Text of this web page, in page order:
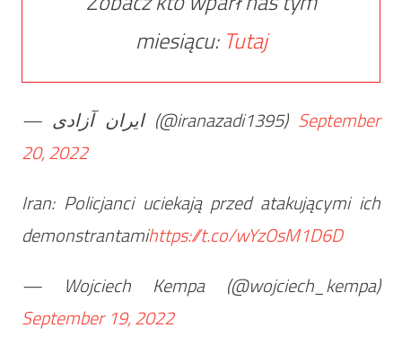
miesiącu: Tutaj
— ایران آزادی (@iranazadi1395) September
20, 2022
Iran: Policjanci uciekają przed atakującymi ich
demonstrantamihttps://t.co/wYzOsM1D6D
— Wojciech Kempa (@wojciech_kempa)
September 19, 2022